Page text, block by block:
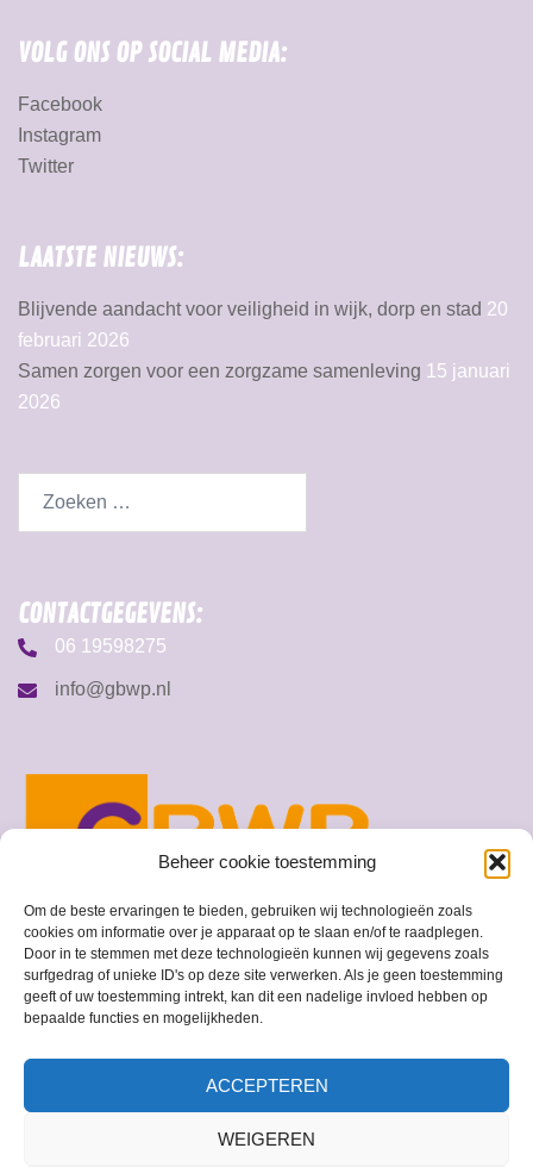
Beheer cookie toestemming
Om de beste ervaringen te bieden, gebruiken wij technologieën zoals
cookies om informatie over je apparaat op te slaan en/of te raadplegen.
Door in te stemmen met deze technologieën kunnen wij gegevens zoals
surfgedrag of unieke ID's op deze site verwerken. Als je geen toestemming
geeft of uw toestemming intrekt, kan dit een nadelige invloed hebben op
bepaalde functies en mogelijkheden.
ACCEPTEREN
WEIGEREN
VOLG ONS OP SOCIAL MEDIA:
Facebook
Instagram
Twitter
LAATSTE NIEUWS:
Blijvende aandacht voor veiligheid in wijk, dorp en stad 20
februari 2026
Samen zorgen voor een zorgzame samenleving 15 januari
2026
CONTACTGEGEVENS:
06 19598275
info@gbwp.nl
© 2026 GBWP